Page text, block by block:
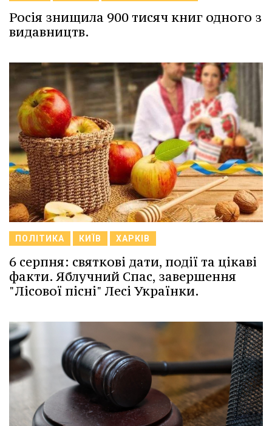
Росія знищила 900 тисяч книг одного з
видавництв.
ПОЛІТИКА КИЇВ ХАРКІВ
6 серпня: святкові дати, події та цікаві
факти. Яблучний Спас, завершення
"Лісової пісні" Лесі Українки.